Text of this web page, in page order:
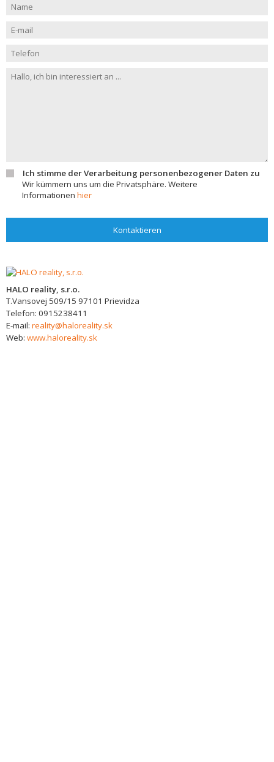
Ich stimme der Verarbeitung personenbezogener Daten zu
Wir kümmern uns um die Privatsphäre. Weitere
Informationen hier
Kontaktieren
HALO reality, s.r.o.
T.Vansovej 509/15 97101 Prievidza
Telefon: 0915238411
E-mail: reality@haloreality.sk
Web: www.haloreality.sk